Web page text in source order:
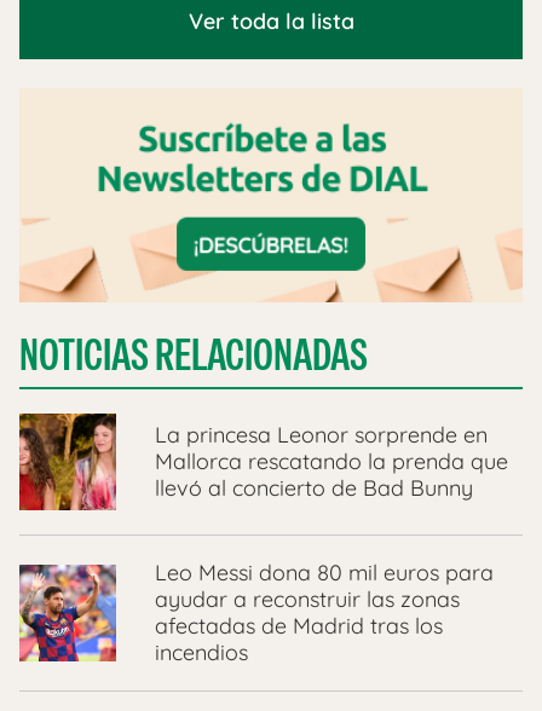
Ver toda la lista
NOTICIAS RELACIONADAS
La princesa Leonor sorprende en
Mallorca rescatando la prenda que
llevó al concierto de Bad Bunny
Leo Messi dona 80 mil euros para
ayudar a reconstruir las zonas
afectadas de Madrid tras los
incendios